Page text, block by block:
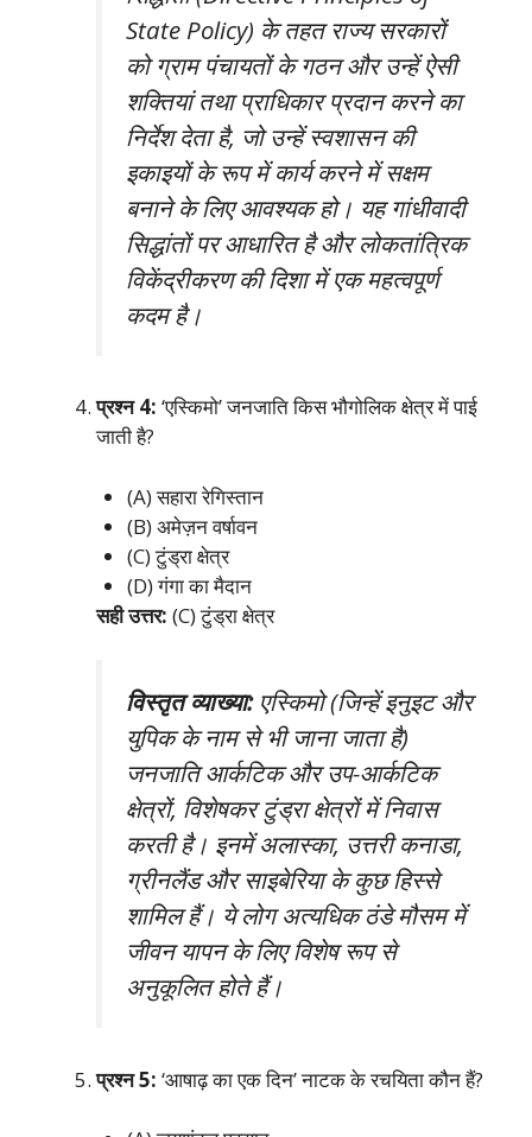
State Policy) के तहत राज्य सरकारों
को ग्राम पंचायतों के गठन और उन्हें ऐसी
शक्तियां तथा प्राधिकार प्रदान करने का
निर्देश देता है, जो उन्हें स्वशासन की
इकाइयों के रूप में कार्य करने में सक्षम
बनाने के लिए आवश्यक हो। यह गांधीवादी
सिद्धांतों पर आधारित है और लोकतांत्रिक
विकेंद्रीकरण की दिशा में एक महत्वपूर्ण
कदम है।
प्रश्न 4: ‘एस्किमो’ जनजाति किस भौगोलिक क्षेत्र में पाई
जाती है?
(A) सहारा रेगिस्तान
(B) अमेज़न वर्षावन
(C) टुंड्रा क्षेत्र
(D) गंगा का मैदान
सही उत्तर: (C) टुंड्रा क्षेत्र
विस्तृत व्याख्या:एस्किमो (जिन्हें इनुइट और
युपिक के नाम से भी जाना जाता है)
जनजाति आर्कटिक और उप-आर्कटिक
क्षेत्रों, विशेषकर टुंड्रा क्षेत्रों में निवास
करती है। इनमें अलास्का, उत्तरी कनाडा,
ग्रीनलैंड और साइबेरिया के कुछ हिस्से
शामिल हैं। ये लोग अत्यधिक ठंडे मौसम में
जीवन यापन के लिए विशेष रूप से
अनुकूलित होते हैं।
प्रश्न 5: ‘आषाढ़ का एक दिन’ नाटक के रचयिता कौन हैं?